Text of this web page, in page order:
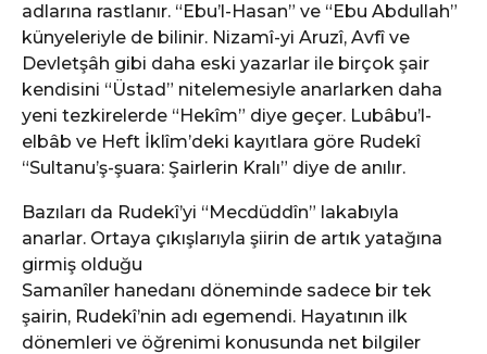
adlarına rastlanır. “Ebu’l-Hasan” ve “Ebu Abdullah”
künyeleriyle de bilinir. Nizamî-yi Aruzî, Avfî ve
Devletşâh gibi daha eski yazarlar ile birçok şair
kendisini “Üstad” nitelemesiyle anarlarken daha
yeni tezkirelerde “Hekîm” diye geçer. Lubâbu’l-
elbâb ve Heft İklîm’deki kayıtlara göre Rudekî
“Sultanu’ş-şuara: Şairlerin Kralı” diye de anılır.
Bazıları da Rudekî’yi “Mecdüddîn” lakabıyla
anarlar. Ortaya çıkışlarıyla şiirin de artık yatağına
girmiş olduğu
Samanîler hanedanı döneminde sadece bir tek
şairin, Rudekî’nin adı egemendi. Hayatının ilk
dönemleri ve öğrenimi konusunda net bilgiler